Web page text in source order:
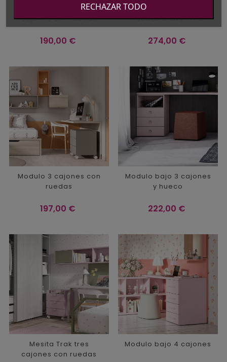
Mesita Trak dos
cajones con ruedas
Precio
190,00 €
Mesita dos cajones con
ruedas Crazy Print
Precio
274,00 €
Modulo 3 cajones con
ruedas
Precio
197,00 €
Modulo bajo 3 cajones
y hueco
Precio
222,00 €
Mesita Trak tres
cajones con ruedas
Modulo bajo 4 cajones
RECHAZAR TODO